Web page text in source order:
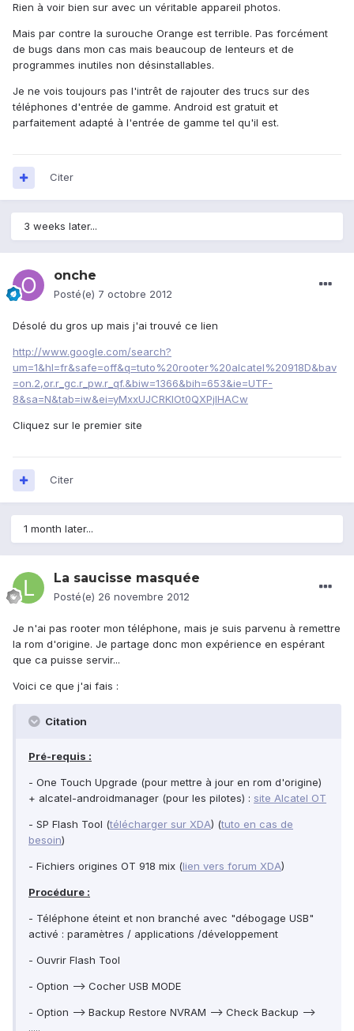
Rien à voir bien sur avec un véritable appareil photos.
Mais par contre la surouche Orange est terrible. Pas forcément
de bugs dans mon cas mais beaucoup de lenteurs et de
programmes inutiles non désinstallables.
Je ne vois toujours pas l'intrêt de rajouter des trucs sur des
téléphones d'entrée de gamme. Android est gratuit et
parfaitement adapté à l'entrée de gamme tel qu'il est.
Citer
3 weeks later...
onche
Posté(e) 7 octobre 2012
Désolé du gros up mais j'ai trouvé ce lien
http://www.google.com/search?
um=1&hl=fr&safe=off&q=tuto%20rooter%20alcatel%20918D&bav
=on.2,or.r_gc.r_pw.r_qf.&biw=1366&bih=653&ie=UTF-
8&sa=N&tab=iw&ei=yMxxUJCRKIOt0QXPjIHACw
Cliquez sur le premier site
Citer
1 month later...
La saucisse masquée
Posté(e) 26 novembre 2012
Je n'ai pas rooter mon téléphone, mais je suis parvenu à remettre
la rom d'origine. Je partage donc mon expérience en espérant
que ca puisse servir...
Voici ce que j'ai fais :
Citation
Pré-requis :
- One Touch Upgrade (pour mettre à jour en rom d'origine)
+ alcatel-androidmanager (pour les pilotes) : site Alcatel OT
- SP Flash Tool (télécharger sur XDA) (tuto en cas de
besoin)
- Fichiers origines OT 918 mix (lien vers forum XDA)
Procédure :
- Téléphone éteint et non branché avec "débogage USB"
activé : paramètres / applications /développement
- Ouvrir Flash Tool
- Option --> Cocher USB MODE
- Option --> Backup Restore NVRAM --> Check Backup -->
.....